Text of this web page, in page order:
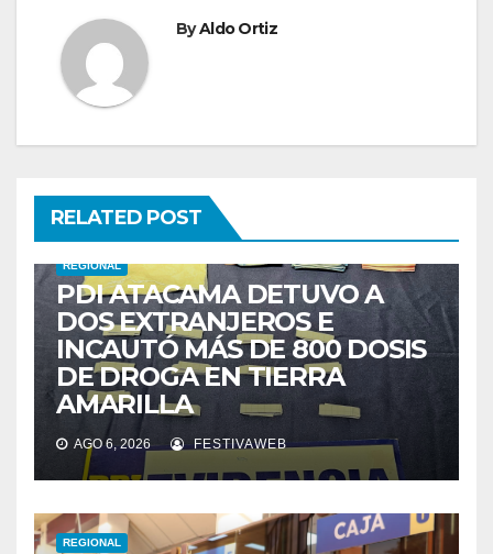
ByAldo Ortiz
RELATED POST
REGIONAL
PDI ATACAMA DETUVO A
DOS EXTRANJEROS E
INCAUTÓ MÁS DE 800 DOSIS
DE DROGA EN TIERRA
AMARILLA
AGO 6, 2026 FESTIVAWEB
REGIONAL